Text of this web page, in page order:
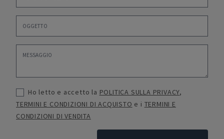
Ho letto e accetto la POLITICA SULLA PRIVACY,
TERMINI E CONDIZIONI DI ACQUISTO e i TERMINI E
CONDIZIONI DI VENDITA